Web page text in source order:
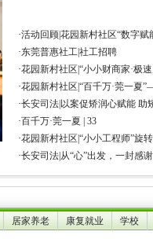
·活动回顾|花园新村社区“数字赋
·东莞普惠社工|社工招聘
·花园新村社区|“小小财商家·极
·花园新村社区|“百千万·莞一夏
·长安司法|以案促矫润心赋能 助
·百千万·莞一夏 | 33
·花园新村社区|“小小工程师”旋
·长安司法|从“心”出发，一封感
居家养老 康复就业 学校